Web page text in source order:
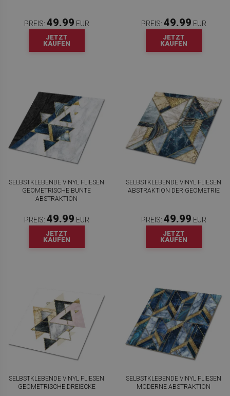
PREIS: 49.99 EUR
JETZT
KAUFEN
PREIS: 49.99 EUR
JETZT
KAUFEN
SELBSTKLEBENDE VINYL FLIESEN
GEOMETRISCHE BUNTE
ABSTRAKTION
PREIS: 49.99 EUR
JETZT
KAUFEN
SELBSTKLEBENDE VINYL FLIESEN
ABSTRAKTION DER GEOMETRIE
PREIS: 49.99 EUR
JETZT
KAUFEN
SELBSTKLEBENDE VINYL FLIESEN
GEOMETRISCHE DREIECKE
SELBSTKLEBENDE VINYL FLIESEN
MODERNE ABSTRAKTION